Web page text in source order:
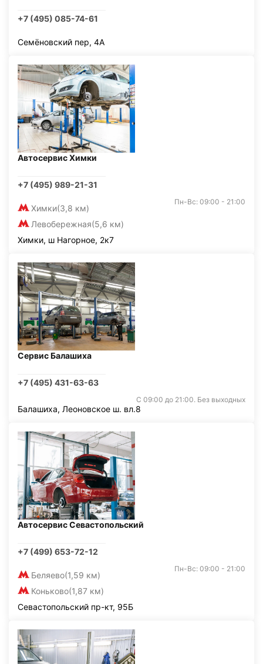
+7 (495) 085-74-61
Семёновский пер, 4А
Автосервис Химки
+7 (495) 989-21-31
Химки(3,8 км)
Левобережная(5,6 км)
Пн-Вс: 09:00 - 21:00
Химки, ш Нагорное, 2к7
Сервис Балашиха
+7 (495) 431-63-63
С 09:00 до 21:00. Без выходных
Балашиха, Леоновское ш. вл.8
Автосервис Севастопольский
+7 (499) 653-72-12
Беляево(1,59 км)
Коньково(1,87 км)
Пн-Вс: 09:00 - 21:00
Севастопольский пр-кт, 95Б